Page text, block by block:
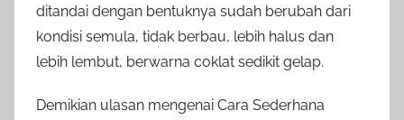
ditandai dengan bentuknya sudah berubah dari
kondisi semula, tidak berbau, lebih halus dan
lebih lembut, berwarna coklat sedikit gelap.
Demikian ulasan mengenai Cara Sederhana